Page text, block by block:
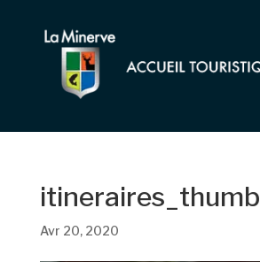
itineraires_thumb
Avr 20, 2020